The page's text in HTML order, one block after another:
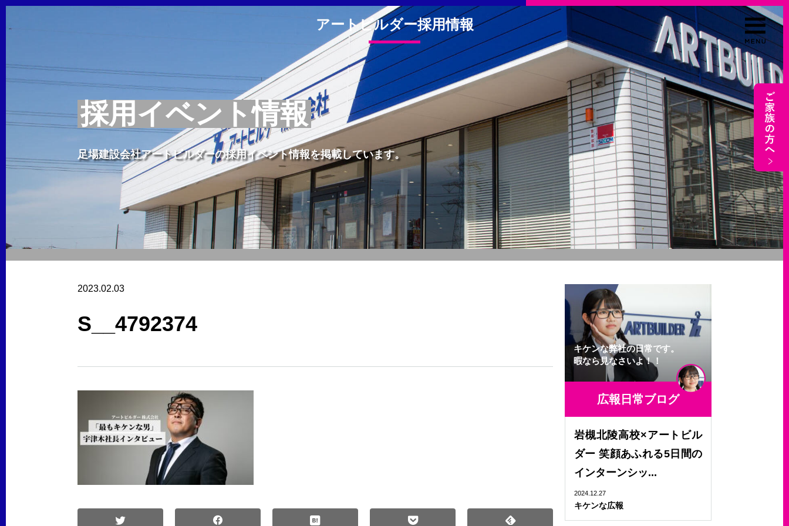
アートビルダー採用情報
採用イベント情報
足場建設会社アートビルダーの採用イベント情報を掲載しています。
2023.02.03
S__4792374
キケンな弊社の日常です。
暇なら見なさいよ！！
広報日常ブログ
岩槻北陵高校×アートビル
ダー 笑顔あふれる5日間の
インターンシッ...
2024.12.27
キケンな広報